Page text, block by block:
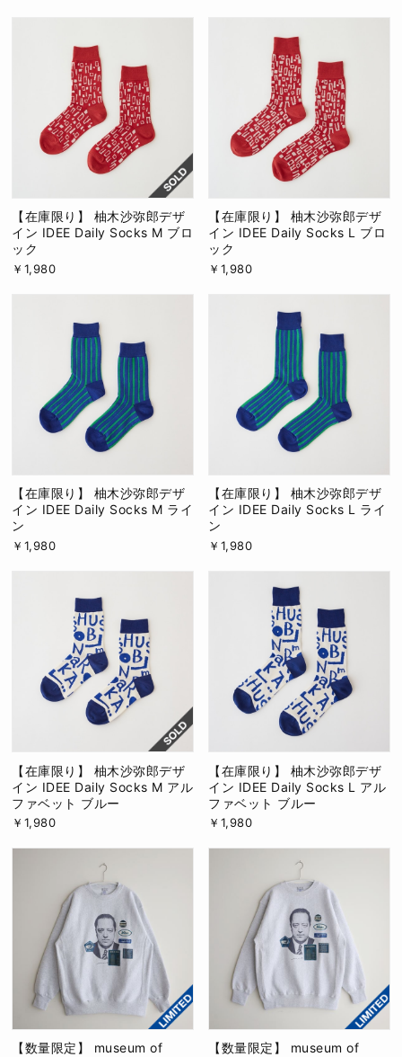
【在庫限り】 柚木沙弥郎デザ
イン IDEE Daily Socks M ブロ
ック
￥1,980
【在庫限り】 柚木沙弥郎デザ
イン IDEE Daily Socks L ブロ
ック
￥1,980
【在庫限り】 柚木沙弥郎デザ
イン IDEE Daily Socks M ライ
ン
￥1,980
【在庫限り】 柚木沙弥郎デザ
イン IDEE Daily Socks L ライ
ン
￥1,980
【在庫限り】 柚木沙弥郎デザ
イン IDEE Daily Socks M アル
ファベット ブルー
￥1,980
【在庫限り】 柚木沙弥郎デザ
イン IDEE Daily Socks L アル
ファベット ブルー
￥1,980
【数量限定】 museum of
【数量限定】 museum of